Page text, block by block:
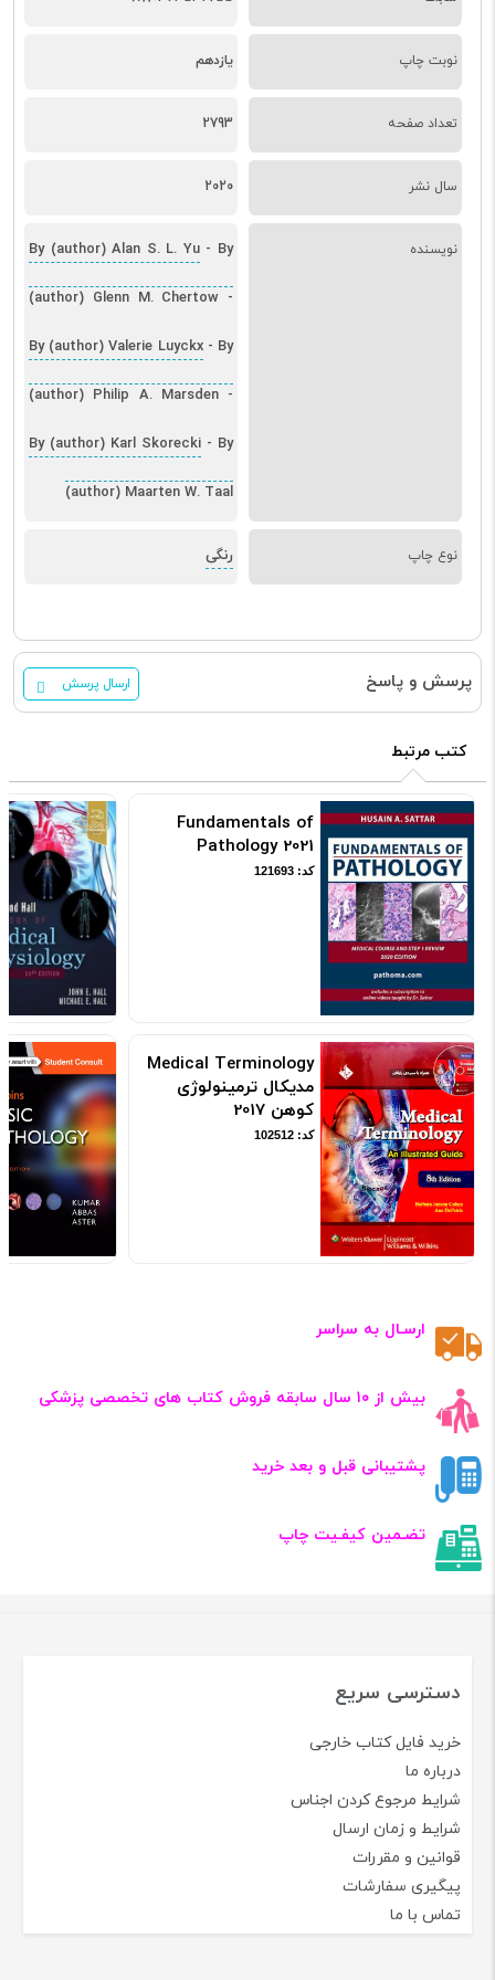
نوبت چاپ یازدهم
تعداد صفحه 2793
سال نشر 2020
نویسنده By (author) Alan S. L. Yu- By
(author) Glenn M. Chertow -
By (author) Valerie Luyckx- By
(author) Philip A. Marsden-
By (author) Karl Skorecki - By
(author) Maarten W. Taal
نوع چاپ رنگی
پرسش و پاسخ ارسال پرسش
کتب مرتبط
Fundamentals of
Pathology 2021
کد: 121693
Medical Terminology
مدیکال ترمینولوژی
کوهن 2017
کد: 102512
ارسـال به سراسر
بیش از ۱۰ سال سابقه فروش کتاب‌ های تخصصی پزشکی
پشتیبانی قبل و بعد خرید
تضـمین کیفـیت چاپ
دسترسی سریع
خرید فایل کتاب خارجی
درباره ما
شرایط مرجوع کردن اجناس
شرایط و زمان ارسال
قوانین و مقررات
پیگیری سفارشات
تماس با ما